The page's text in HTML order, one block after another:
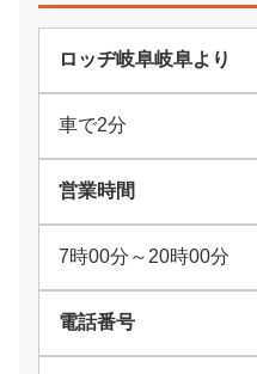
ロッヂ岐阜岐阜より
車で2分
営業時間
7時00分～20時00分
電話番号